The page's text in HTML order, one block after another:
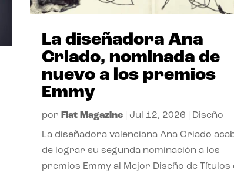
La diseñadora Ana
Criado, nominada de
nuevo a los premios
Emmy
por Flat Magazine| Jul 12, 2026 Diseño
La diseñadora valenciana Ana Criado
de lograr su segunda nominación a los
premios Emmy al Mejor Diseño de Títulos